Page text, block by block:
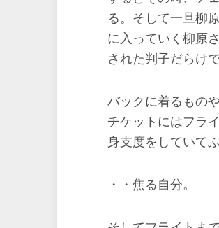
る。そして一旦柳
に入っていく柳原
された判子だらけ
バックに着るもの
チケットにはフラ
身支度をしていて
・・焦る自分。